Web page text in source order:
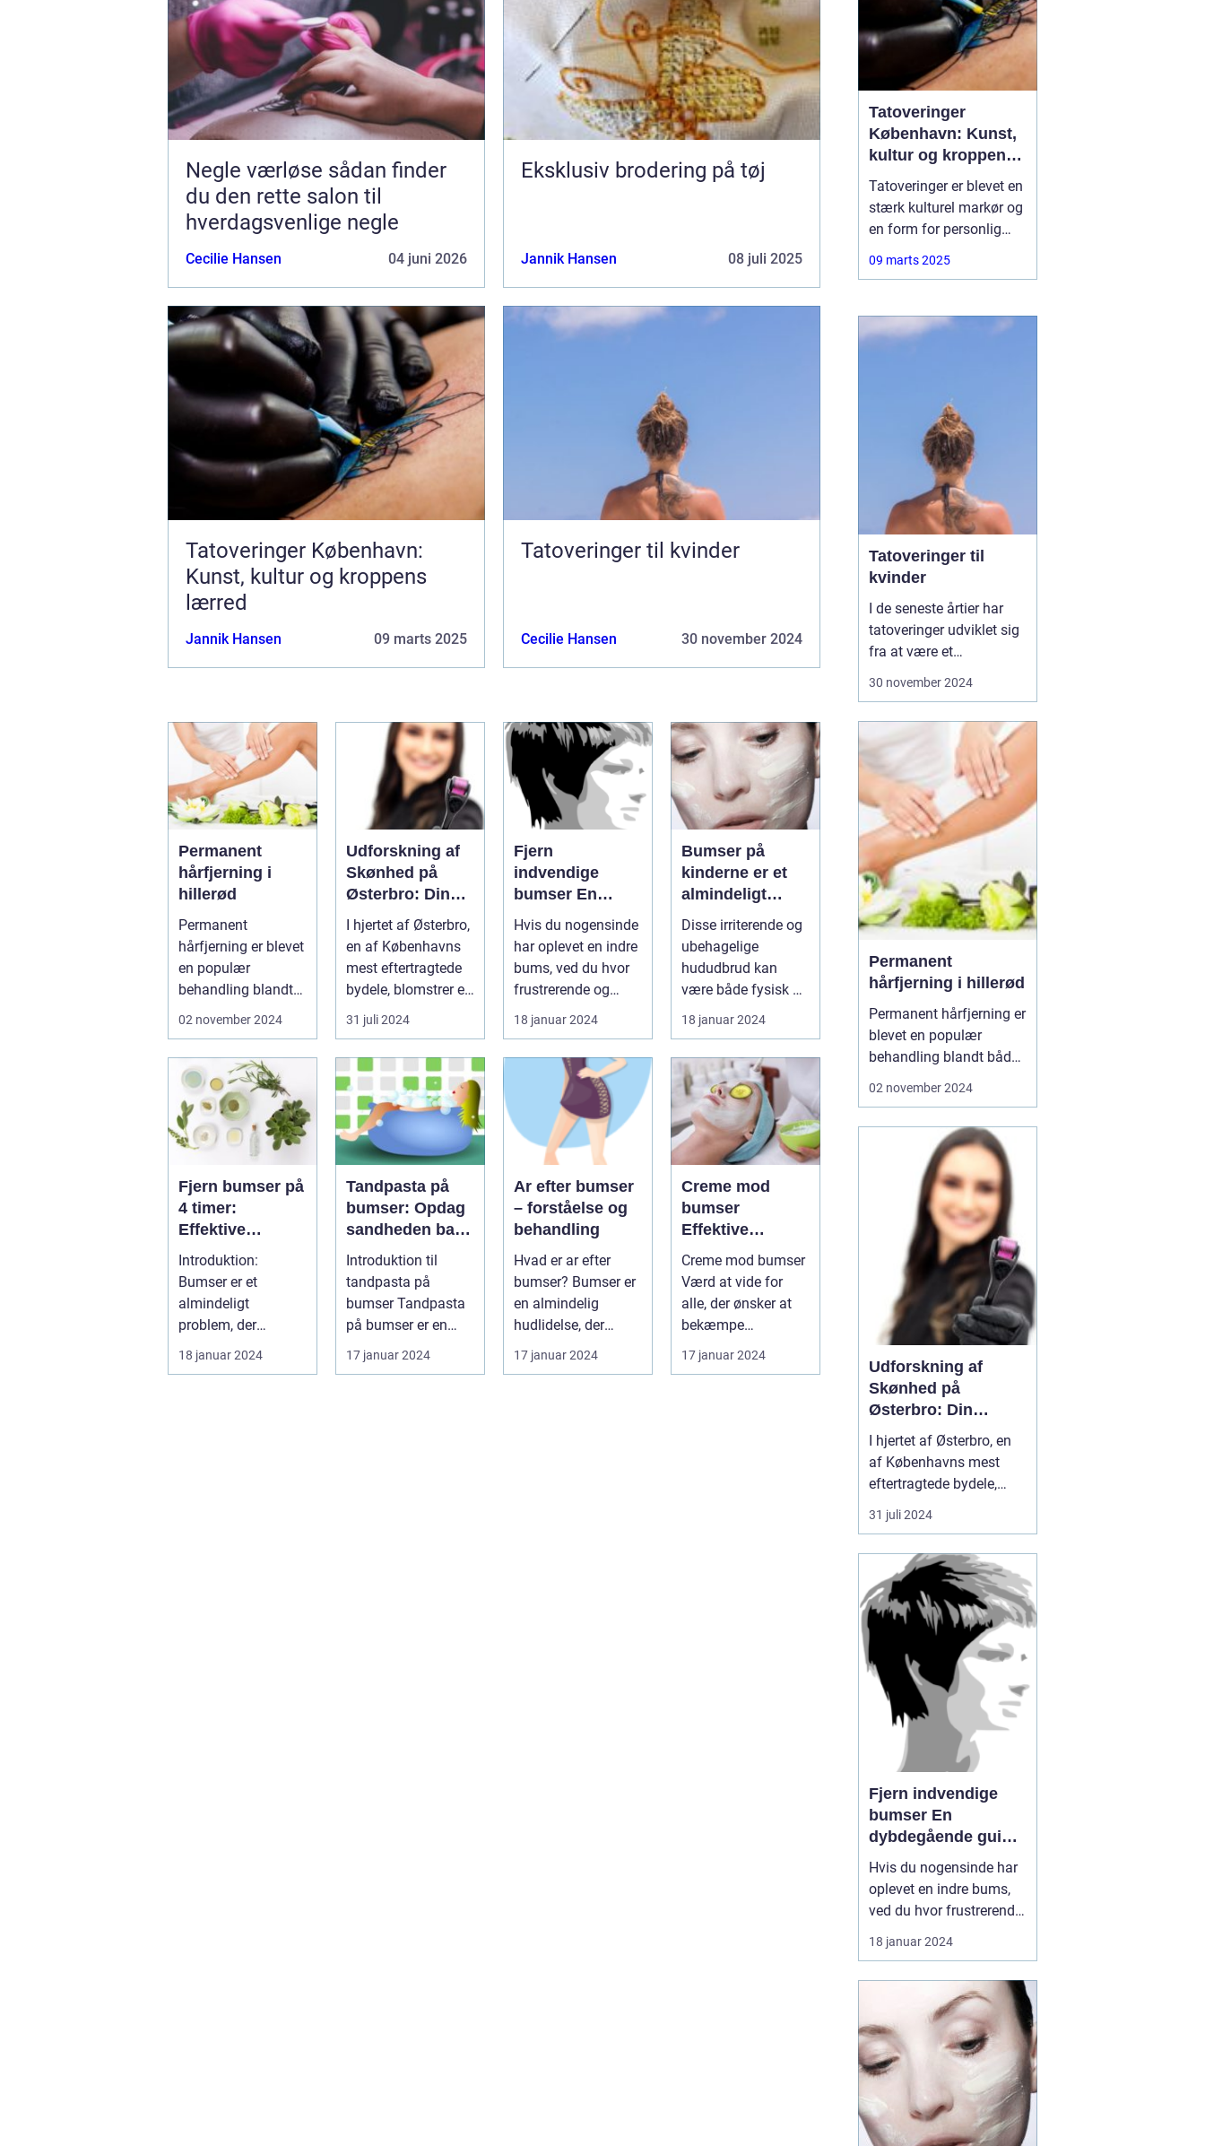
Negle værløse sådan finder
du den rette salon til
hverdagsvenlige negle
Cecilie Hansen 04 juni 2026
Eksklusiv brodering på tøj
Jannik Hansen 08 juli 2025
Tatoveringer København:
Kunst, kultur og kroppens
lærred
Jannik Hansen 09 marts 2025
Tatoveringer til kvinder
Cecilie Hansen 30 november 2024
Permanent
hårfjerning i
hillerød
Permanent
hårfjerning er blevet
en populær
behandling blandt
både mænd og kv...
02 november 2024
Udforskning af
Skønhed på
Østerbro: Din
Destination for
Æstetiske
Behandlinger
I hjertet af Østerbro,
en af Københavns
mest eftertragtede
bydele, blomstrer et
evigt ...
31 juli 2024
Fjern
indvendige
bumser En
dybdegående
guide til smuk
hud
Hvis du nogensinde
har oplevet en indre
bums, ved du hvor
frustrerende og
smertefuldt det kan
være. ...
18 januar 2024
Bumser på
kinderne er et
almindeligt
problem, som
mange
mennesker
oplever i løbet af
Disse irriterende og
ubehagelige
hududbrud kan
være både fysisk og
følelsesmæssigt
belastende, især ...
18 januar 2024
Fjern bumser på
4 timer:
Effektive
metoder og
vigtige
oplysninger
Introduktion:
Bumser er et
almindeligt
problem, der
påvirker mange
mennesker, især
18 januar 2024
Tandpasta på
bumser: Opdag
sandheden bag
dette populære
hjemmebehandli
ngsmiddel
Introduktion til
tandpasta på
bumser Tandpasta
på bumser er en
populær
hjemmebehandling
17 januar 2024
Ar efter bumser
– forståelse og
behandling
Hvad er ar efter
bumser? Bumser er
en almindelig
hudlidelse, der
rammer mange
mennesker i deres
17 januar 2024
Creme mod
bumser
Effektive
løsninger til et
glattere og mere
sundt udseende
Creme mod bumser
Værd at vide for
alle, der ønsker at
bekæmpe
hudproblemer
Introduktion til
17 januar 2024
Tatoveringer
København: Kunst,
kultur og kroppens
lærred
Tatoveringer er blevet en
stærk kulturel markør og
en form for personlig
Danmark, København,
finder man et
09 marts 2025
Tatoveringer til
kvinder
I de seneste årtier har
tatoveringer udviklet sig
fra at være et
nichefænomen til en
mennesker over hele
verden. Især kvinder har
taget tatoveringer til sig
som et stærkt udtr...
30 november 2024
Permanent
hårfjerning i hillerød
Permanent hårfjerning er
blevet en populær
behandling blandt både
mænd og kvinder, som
tidskrævende proces
med traditionel
hårfjerning. I Hillerød er
02 november 2024
Udforskning af
Skønhed på
Østerbro: Din
Destination for
Æstetiske
Behandlinger
I hjertet af Østerbro, en
af Københavns mest
eftertragtede bydele,
blomstrer et evigt
førsteklasses tilbud
og æstetiske
behandlinger. Med fuldt
fristed for
skønhedssøgende og
dem...
31 juli 2024
Fjern indvendige
bumser En
dybdegående guide
til smuk hud
Hvis du nogensinde har
oplevet en indre bums,
ved du hvor frustrerende
og smertefuldt det kan
være. Disse indre
subkutane bumser, kan
være svære at fjerne og
kan efterlade ar og
mærker på huden. I
denne artikel vil vi
uddybe al...
18 januar 2024